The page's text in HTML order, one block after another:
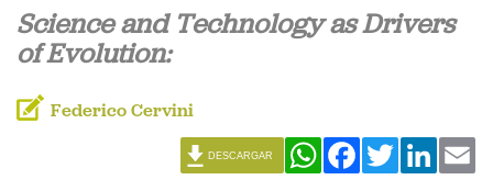
Science and Technology as Drivers
of Evolution:
Federico Cervini
WhatsAppFacebookTwitter
DESCARGAR